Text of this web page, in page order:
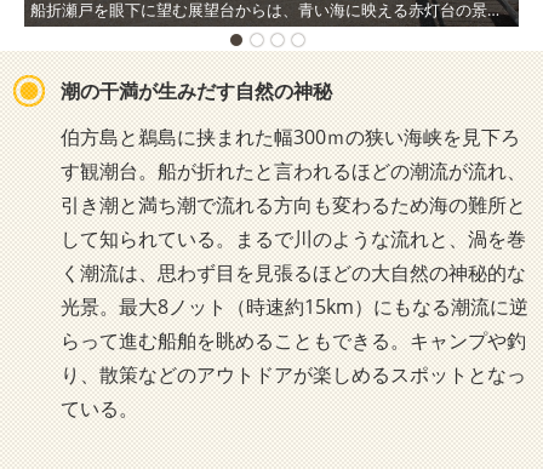
船折瀬戸を眼下に望む展望台からは、青い海に映える赤灯台の景観や潮流の中を行き来する船舶を眺めることができる。
潮の干満が生みだす自然の神秘
伯方島と鵜島に挟まれた幅300ｍの狭い海峡を見下ろ
す観潮台。船が折れたと言われるほどの潮流が流れ、
引き潮と満ち潮で流れる方向も変わるため海の難所と
して知られている。まるで川のような流れと、渦を巻
く潮流は、思わず目を見張るほどの大自然の神秘的な
光景。最大8ノット（時速約15km）にもなる潮流に逆
らって進む船舶を眺めることもできる。キャンプや釣
り、散策などのアウトドアが楽しめるスポットとなっ
ている。